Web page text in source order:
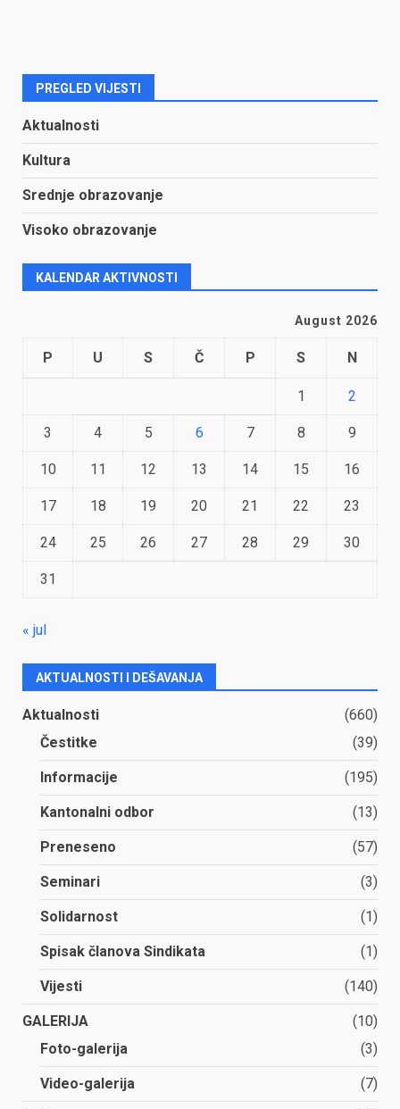
PREGLED VIJESTI
Aktualnosti
Kultura
Srednje obrazovanje
Visoko obrazovanje
KALENDAR AKTIVNOSTI
August 2026
P U S Č P S N
1 2
3 4 5 6 7 8 9
10 11 12 13 14 15 16
17 18 19 20 21 22 23
24 25 26 27 28 29 30
31
« jul
AKTUALNOSTI I DEŠAVANJA
Aktualnosti
(660)
Čestitke
(39)
Informacije (195)
Kantonalni odbor (13)
Preneseno (57)
Seminari (3)
Solidarnost (1)
Spisak članova Sindikata (1)
Vijesti (140)
GALERIJA
(10)
Foto-galerija
(3)
Video-galerija (7)